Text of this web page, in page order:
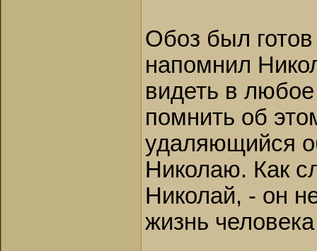
Обоз был
напомнил
видеть в
помнить об
удаляющийся
Николаю. Как
Николай, - он
жизнь